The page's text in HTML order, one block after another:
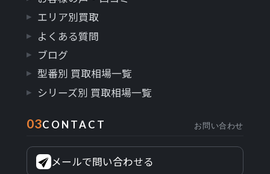
エリア別買取
よくある質問
ブログ
型番別 買取相場一覧
シリーズ別 買取相場一覧
03CONTACT お問い合わせ
メールで問い合わせる